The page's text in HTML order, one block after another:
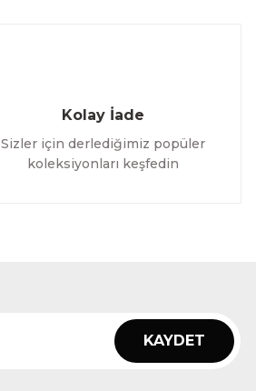
Kolay İade
Sizler için derlediğimiz popüler
koleksiyonları keşfedin
KAYDET